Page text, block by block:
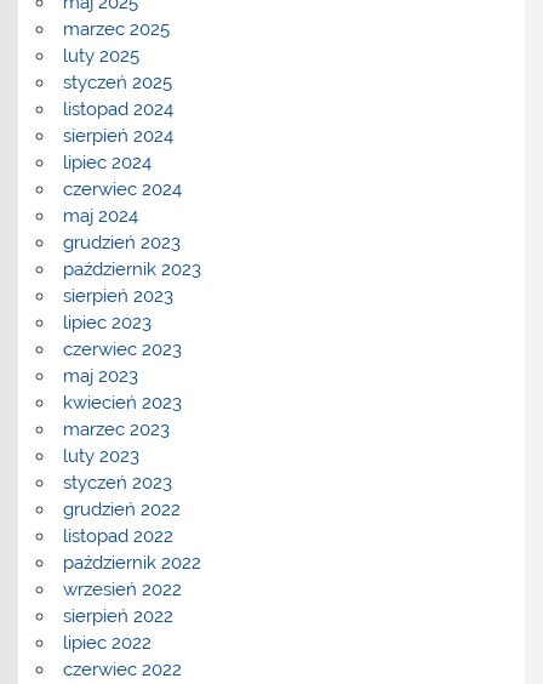
marzec 2025
luty 2025
styczeń 2025
listopad 2024
sierpień 2024
lipiec 2024
czerwiec 2024
maj 2024
grudzień 2023
październik 2023
sierpień 2023
lipiec 2023
czerwiec 2023
maj 2023
kwiecień 2023
marzec 2023
luty 2023
styczeń 2023
grudzień 2022
listopad 2022
październik 2022
wrzesień 2022
sierpień 2022
lipiec 2022
czerwiec 2022